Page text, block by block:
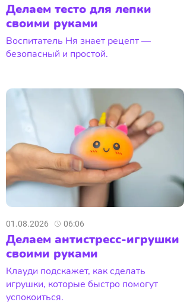
Делаем тесто для лепки
своими руками
Воспитатель Ня знает рецепт —
безопасный и простой.
01.08.2026 06:06
Делаем антистресс-игрушки
своими руками
Клауди подскажет, как сделать
игрушки, которые быстро помогут
успокоиться.